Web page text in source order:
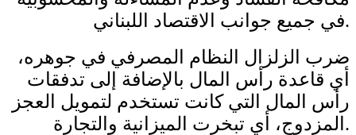
في جميع جوانب الاقتصاد اللبناني.
ضرب الزلزال النظام المصرفي في جوهره،
أي قاعدة رأس المال بالإضافة إلى تدفقات
رأس المال التي كانت تستخدم لتمويل العجز
المزدوج، أي تبخرت الميزانية والتجارة.